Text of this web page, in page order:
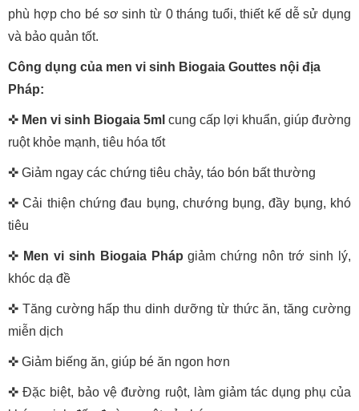
phù hợp cho bé sơ sinh từ 0 tháng tuổi, thiết kế dễ sử dụng
và bảo quản tốt.
Công dụng của men vi sinh Biogaia Gouttes nội địa
Pháp:
✜ Men vi sinh Biogaia 5ml cung cấp lợi khuẩn, giúp đường
ruột khỏe mạnh, tiêu hóa tốt
✜ Giảm ngay các chứng tiêu chảy, táo bón bất thường
✜ Cải thiện chứng đau bụng, chướng bụng, đầy bụng, khó
tiêu
✜ Men vi sinh Biogaia Phápgiảm chứng nôn trớ sinh lý,
khóc dạ đề
✜ Tăng cường hấp thu dinh dưỡng từ thức ăn, tăng cường
miễn dịch
✜ Giảm biếng ăn, giúp bé ăn ngon hơn
✜ Đặc biệt, bảo vệ đường ruột, làm giảm tác dụng phụ của